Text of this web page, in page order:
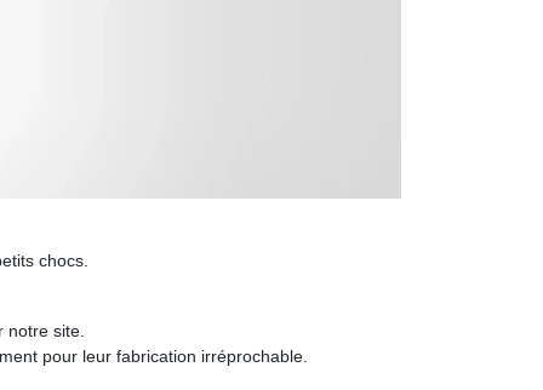
chocs.
notre site.
pour leur fabrication irréprochable.